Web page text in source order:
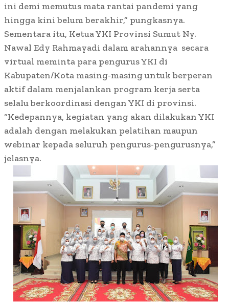
ini demi memutus mata rantai pandemi yang
hingga kini belum berakhir,” pungkasnya.
Sementara itu, Ketua YKI Provinsi Sumut Ny.
Nawal Edy Rahmayadi dalam arahannya secara
virtual meminta para pengurus YKI di
Kabupaten/Kota masing-masing untuk berperan
aktif dalam menjalankan program kerja serta
selalu berkoordinasi dengan YKI di provinsi.
“Kedepannya, kegiatan yang akan dilakukan YKI
adalah dengan melakukan pelatihan maupun
webinar kepada seluruh pengurus-pengurusnya,”
jelasnya.